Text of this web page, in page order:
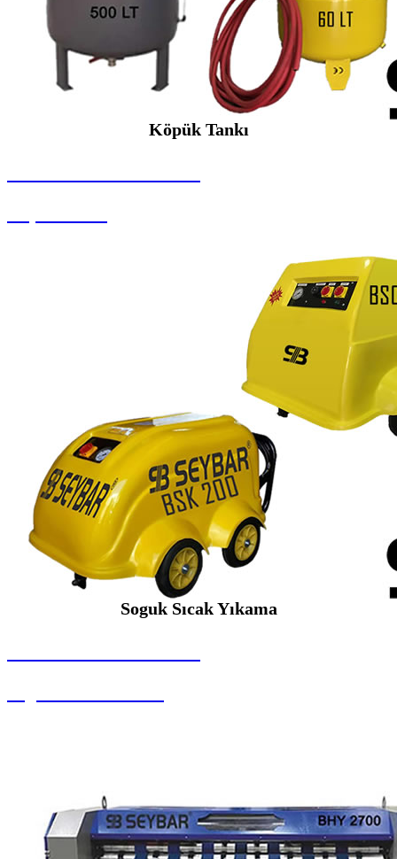
Köpük Tankı
Soguk Sıcak Yıkama